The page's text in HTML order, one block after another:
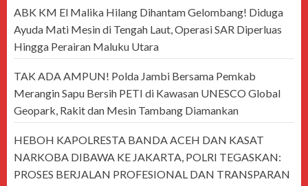
ABK KM El Malika Hilang Dihantam Gelombang! Diduga
Ayuda Mati Mesin di Tengah Laut, Operasi SAR Diperluas
Hingga Perairan Maluku Utara
TAK ADA AMPUN! Polda Jambi Bersama Pemkab
Merangin Sapu Bersih PETI di Kawasan UNESCO Global
Geopark, Rakit dan Mesin Tambang Diamankan
HEBOH KAPOLRESTA BANDA ACEH DAN KASAT
NARKOBA DIBAWA KE JAKARTA, POLRI TEGASKAN:
PROSES BERJALAN PROFESIONAL DAN TRANSPARAN